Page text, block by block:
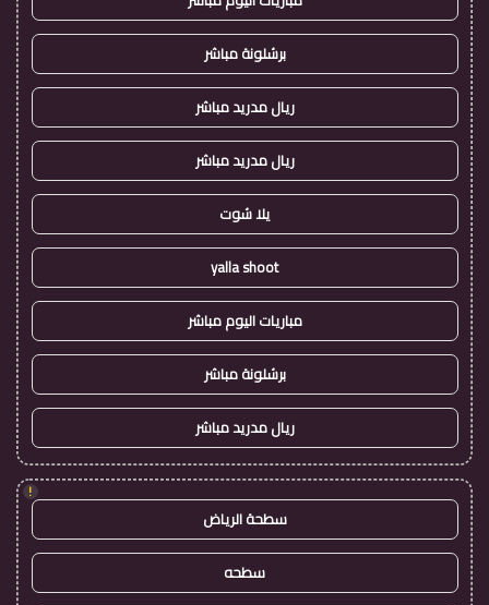
برشلونة مباشر
ريال مدريد مباشر
ريال مدريد مباشر
يلا شوت
yalla shoot
مباريات اليوم مباشر
برشلونة مباشر
ريال مدريد مباشر
!
سطحة الرياض
سطحه